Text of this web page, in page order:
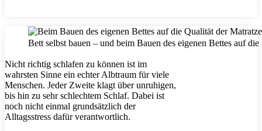
Bett selbst bauen – und beim Bauen des eigenen Bettes auf
Nicht richtig schlafen zu können ist im
wahrsten Sinne ein echter Albtraum für viele
Menschen. Jeder Zweite klagt über unruhigen,
bis hin zu sehr schlechtem Schlaf. Dabei ist
noch nicht einmal grundsätzlich der
Alltagsstress dafür verantwortlich.